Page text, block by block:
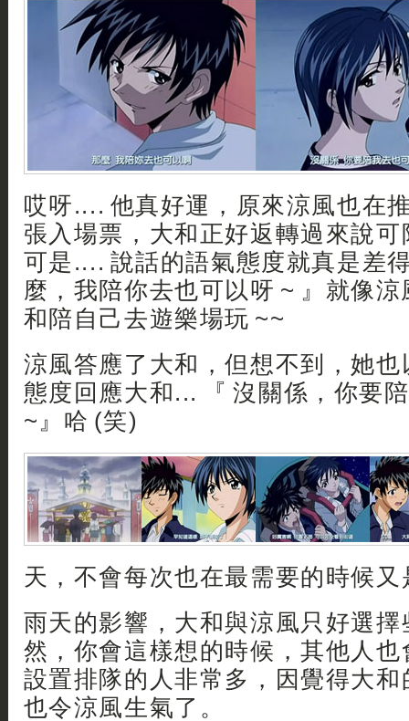
哎呀.... 他真好運，原來涼風也在
張入場票，大和正好返轉過來說
可是.... 說話的語氣態度就真是差
麼，我陪你去也可以呀 ~ 』就像
和陪自己去遊樂場玩 ~~
涼風答應了大和，但想不到，她
態度回應大和... 『 沒關係，你要
~』哈 (笑)
天，不會每次也在最需要的時候又
雨天的影響，大和與涼風只好選
然，你會這樣想的時候，其他人
設置排隊的人非常多，因覺得大
也令涼風生氣了。